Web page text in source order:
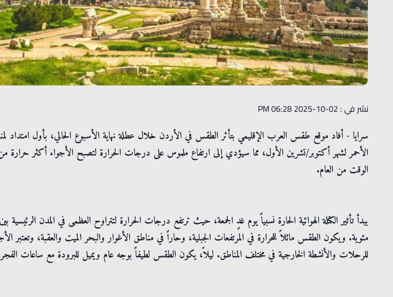
نشر في : 02-10-2025 06:28 PM
سرايا - أفاد موقع طقس العرب الإقليمي بتأثر الطقس في الأردن خلال عطلة نهاية الأسبوع الحالي، بأول امتداد
الأحمر لشهر أكتوبر/تشرين الأول، مما سيؤدي إلى ارتفاع ملموس على درجات الحرارة لتصبح الأجواء أكثر حرارة من
الوقت من العام.
مئوية. ويكون الطقس مائلاً للحرارة في المرتفعات الجبلية، وحاراً في مناطق الأغوار والبحر الميت والعقبة، وتعتبر
للرحلات والأنشطة الخارجية في مختلف المناطق. ليلاً، يكون الطقس لطيفاً بوجه عام ويميل للبرودة مع ساعات